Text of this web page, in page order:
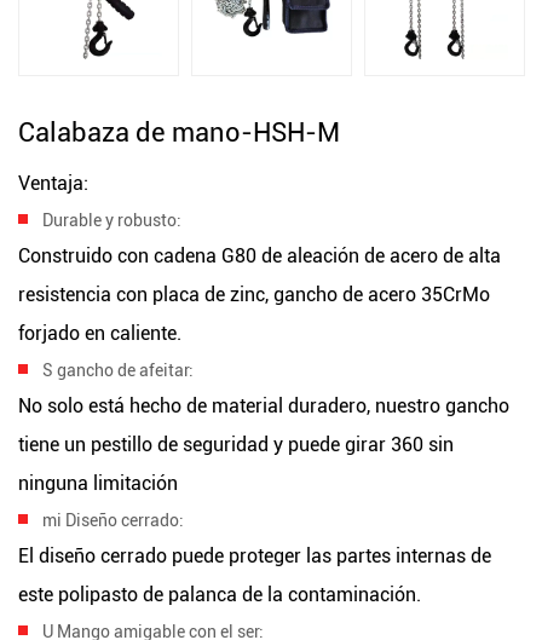
Calabaza de mano-HSH-M
Ventaja:
Durabley robusto:
Construido con cadena G80 de aleación de acero de alta
resistencia con placa de zinc, gancho de acero 35CrMo
forjado en caliente.
S gancho de afeitar:
No solo está hecho de material duradero, nuestro gancho
tiene un pestillo de seguridad y puede girar 360 sin
ninguna limitación
mi Diseño cerrado:
El diseño cerrado puede proteger las partes internas de
este polipasto de palanca de la contaminación.
U Mango amigable con el ser: